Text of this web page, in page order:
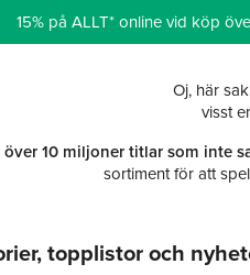
15% på ALLT* online vid köp
Oj, här
visst
10 miljoner titlar som inte
sortiment för att
topplistor och